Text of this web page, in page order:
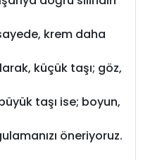
krem daha
küçük taşı; göz,
taşı ise; boyun,
öneriyoruz.